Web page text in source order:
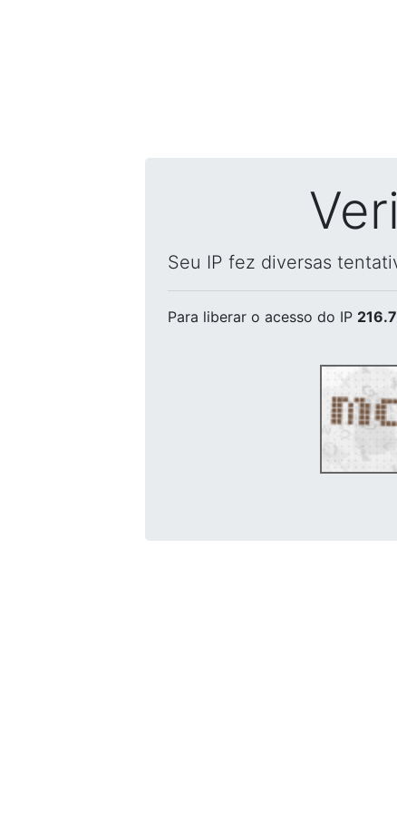
Seu IP fez diversas
Para liberar o acesso do IP